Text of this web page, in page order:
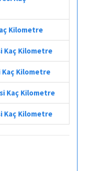
Kilometre
Kaç Kilometre
Kaç Kilometre
Kaç Kilometre
Kaç Kilometre